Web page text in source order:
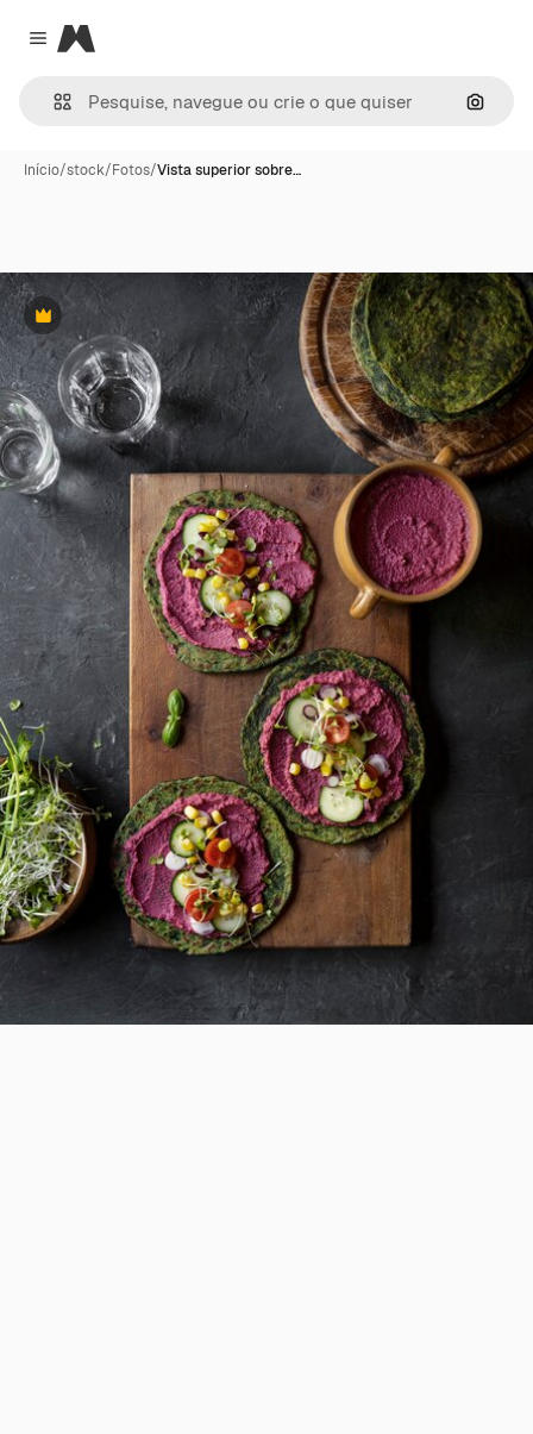
Close menu
Magnific
Início/stock/Fotos/Vista superior sobre…
Premium